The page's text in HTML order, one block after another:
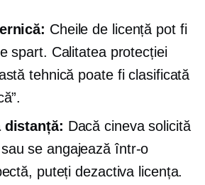
Cheile de licență pot fi
spart. Calitatea protecției
tehnică poate fi clasificată
distanță: Dacă cineva solicită
se angajează într-o
puteți dezactiva licența.